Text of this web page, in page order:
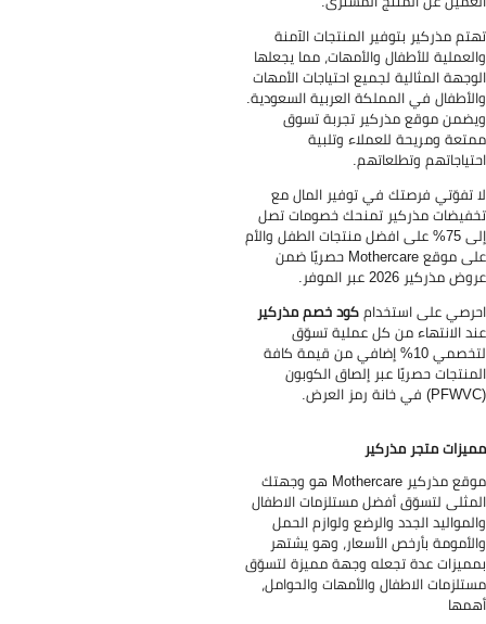
مذركير بتوفير المنتجات الآمنة
للأطفال والأمهات، مما يجعلها
المثالية لجميع احتياجات الأمهات
في المملكة العربية السعودية.
موقع مذركير تجربة تسوق
ومريحة للعملاء وتلبية
وتطلعاتهم.
تفوّتي فرصتك في توفير المال مع
مذركير تمنحك خصومات تصل
إلى 75% على افضل منتجات الطفل والأم
على موقع Mothercare حصريًا ضمن
مذركير 2026 عبر الموفر.
على استخدامكود خصم مذركير
الانتهاء من كل عملية تسوّق
لتخصمي 10% إضافي من قيمة كافة
حصريًا عبر إلصاق الكوبون
متجر مذركير
موقع مذركير Mothercare هو وجهتك
لتسوّق أفضل مستلزمات الاطفال
الجدد والرضع ولوازم الحمل
بأرخص الأسعار، وهو يشتهر
عدة تجعله وجهة مميزة لتسوّق
الاطفال والأمهات والحوامل،